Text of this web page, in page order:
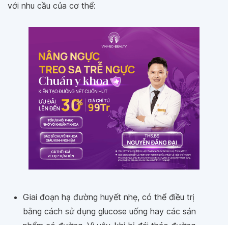
với nhu cầu của cơ thể:
Giai đoạn hạ đường huyết nhẹ, có thể điều trị
bằng cách sử dụng glucose uống hay các sản